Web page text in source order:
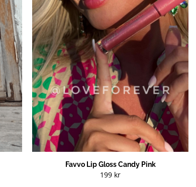
Favvo Lip Gloss Candy Pink
199 kr